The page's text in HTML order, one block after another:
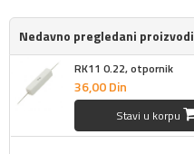
Nedavno pregledani proizvodi
RK11 0.22, otpornik
36,00Din
Stavi u korpu